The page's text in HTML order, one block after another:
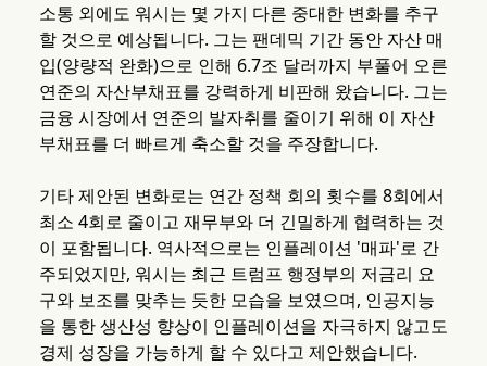
소통 외에도 워시는 몇 가지 다른 중대한 변화를 추구
할 것으로 예상됩니다. 그는 팬데믹 기간 동안 자산 매
입(양량적 완화)으로 인해 6.7조 달러까지 부풀어 오른
연준의 자산부채표를 강력하게 비판해 왔습니다. 그는
금융 시장에서 연준의 발자취를 줄이기 위해 이 자산
부채표를 더 빠르게 축소할 것을 주장합니다.
기타 제안된 변화로는 연간 정책 회의 횟수를 8회에서
최소 4회로 줄이고 재무부와 더 긴밀하게 협력하는 것
이 포함됩니다. 역사적으로는 인플레이션 '매파'로 간
주되었지만, 워시는 최근 트럼프 행정부의 저금리 요
구와 보조를 맞추는 듯한 모습을 보였으며, 인공지능
을 통한 생산성 향상이 인플레이션을 자극하지 않고도
경제 성장을 가능하게 할 수 있다고 제안했습니다.